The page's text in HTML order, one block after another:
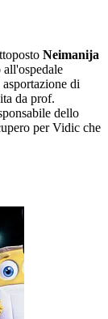
Neimanija
di
da prof.
dello
per Vidic che